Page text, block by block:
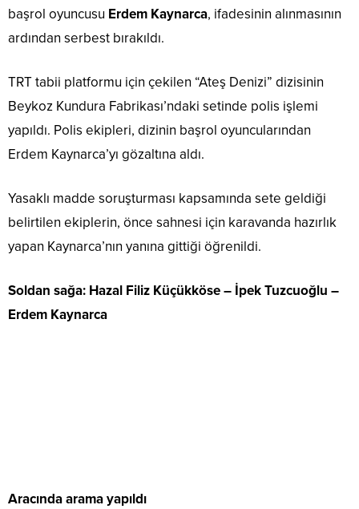
başrol oyuncusu Erdem Kaynarca, ifadesinin alınmasının
ardından serbest bırakıldı.
TRT tabii platformu için çekilen “Ateş Denizi” dizisinin
Beykoz Kundura Fabrikası’ndaki setinde polis işlemi
yapıldı. Polis ekipleri, dizinin başrol oyuncularından
Erdem Kaynarca’yı gözaltına aldı.
Yasaklı madde soruşturması kapsamında sete geldiği
belirtilen ekiplerin, önce sahnesi için karavanda hazırlık
yapan Kaynarca’nın yanına gittiği öğrenildi.
Soldan sağa: Hazal Filiz Küçükköse – İpek Tuzcuoğlu –
Erdem Kaynarca
Aracında arama yapıldı